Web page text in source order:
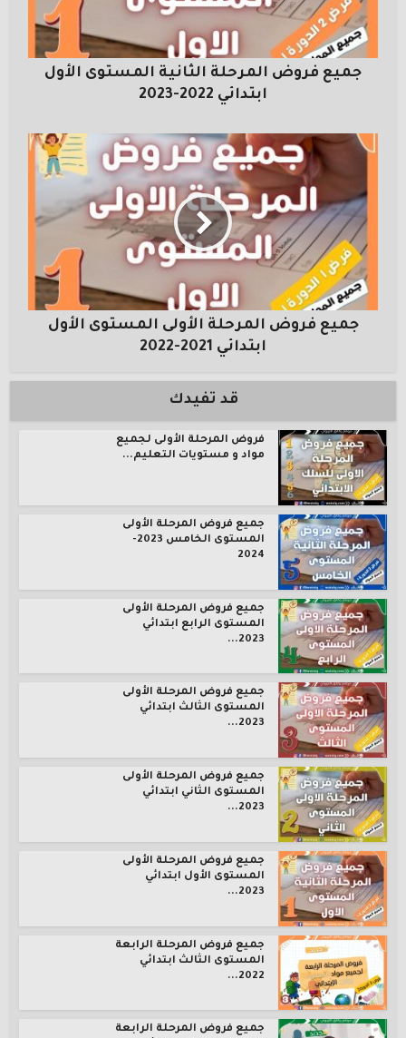
جميع فروض المرحلة الثانية المستوى الأول
ابتدائي 2022-2023
جميع فروض المرحلة الأولى المستوى الأول
ابتدائي 2021-2022
قد تفيدك
فروض المرحلة الأولى لجميع
مواد و مستويات التعليم...
جميع فروض المرحلة الأولى
المستوى الخامس 2023-
2024
جميع فروض المرحلة الأولى
المستوى الرابع ابتدائي
2023...
جميع فروض المرحلة الأولى
المستوى الثالث ابتدائي
2023...
جميع فروض المرحلة الأولى
المستوى الثاني ابتدائي
2023...
جميع فروض المرحلة الأولى
المستوى الأول ابتدائي
2023...
جميع فروض المرحلة الرابعة
المستوى الثالث ابتدائي
2022...
جميع فروض المرحلة الرابعة